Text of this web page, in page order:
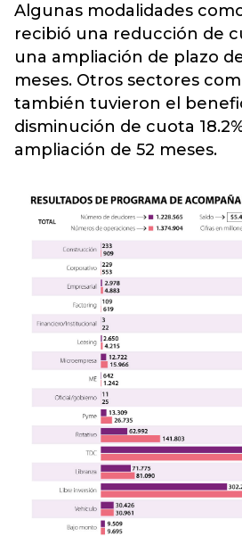
Algunas modalidades
recibió una reducción de
una ampliación de plazo
meses. Otros sectores
también tuvieron el
disminución de cuota
ampliación de 52 meses.